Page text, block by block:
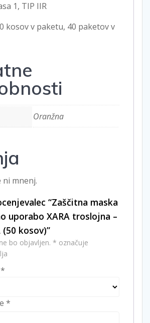
1, TIP IIR
kosov v paketu, 40 paketov v
Oranžna
ni mnenj.
“Zaščitna maska
uporabo XARA troslojna –
kosov)”
bo objavljen. * označuje
*
*